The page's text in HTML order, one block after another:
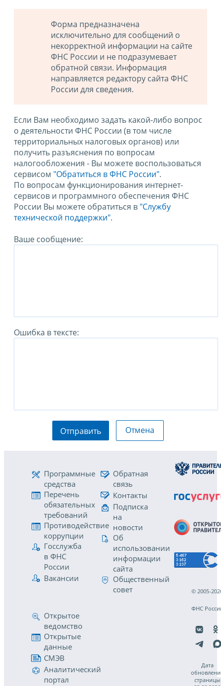
Форма предназначена
исключительно для сообщений о
некорректной информации на сайте
ФНС России и не подразумевает
обратной связи. Информация
направляется редактору сайта ФНС
России для сведения.
Если Вам необходимо задать какой-либо вопрос
о деятельности ФНС России (в том числе
территориальных налоговых органов) или
получить разъяснения по вопросам
налогообложения - Вы можете воспользоваться
сервисом "Обратиться в ФНС России".
По вопросам функционирования интернет-
сервисов и программного обеспечения ФНС
России Вы можете обратиться в "Службу
технической поддержки".
Ваше сообщение:
Ошибка в тексте:
Отправить Отмена
Программные
средства
Перечень
обязательных
требований
Противодействие
коррупции
Госслужба
в ФНС
России
Вакансии
Обратная
связь
Контакты
Подписка
на
новости
Об
использовании
информации
сайта
Общественный
совет
Открытое
ведомство
Открытые
данные
СМЭВ
Аналитический
портал
© 2005-
ФНС
Дата
страницы